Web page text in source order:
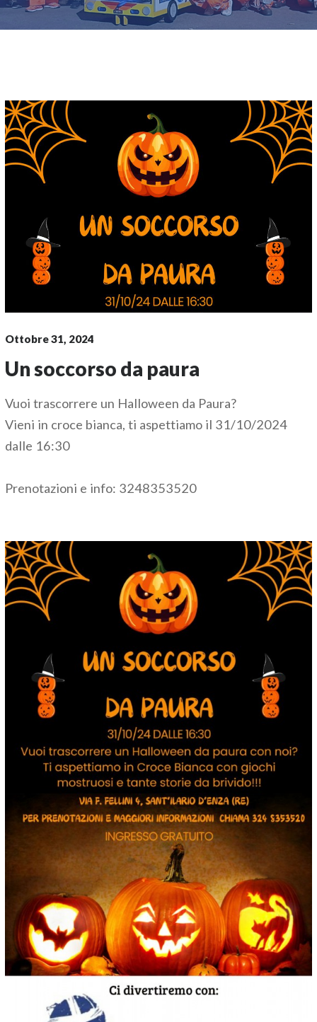
Ottobre 31, 2024
Un soccorso da paura
Vuoi trascorrere un Halloween da Paura?
Vieni in croce bianca, ti aspettiamo il 31/10/2024
dalle 16:30
Prenotazioni e info: 3248353520